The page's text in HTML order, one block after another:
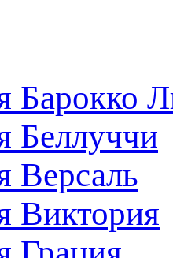
Барокко
Беллуччи
Версаль
Виктория